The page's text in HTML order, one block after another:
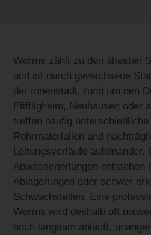
Worms zählt zu den ältesten
und ist durch gewachsene
der Innenstadt, rund um den
Pfiffligheim, Neuhausen oder
treffen häufig unterschiedliche
Rohrmaterialien und
Leitungsverläufe aufeinander.
Abwasserleitungen entstehen
Ablagerungen oder schwer
Schwachstellen. Eine
Worms wird deshalb oft
noch langsam abläuft,